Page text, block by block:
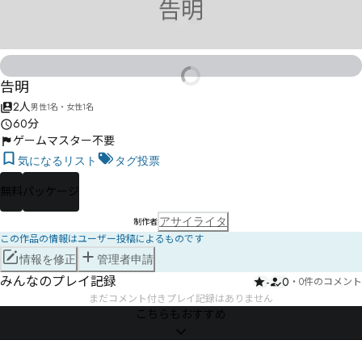
告明
2人男性1名・女性1名
60分
ゲームマスター不要
気になるリスト タグ投票
無料 パッケージ
制作者 アサイライタ
この作品の情報はユーザー投稿によるものです
情報を修正 管理者申請
みんなのプレイ記録 - 0 ・ 0件のコメント
まだコメント付きプレイ記録はありません
こちらもおすすめ